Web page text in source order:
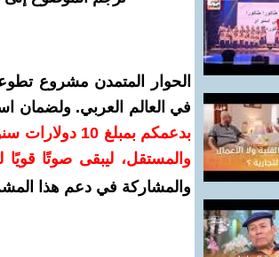
الحوار المتمدن مشروع
في العالم العربي. ولضمان
بدعمكم بمبلغ
والمستقل، ليبقى صوتًا قويًا
والمشاركة في دعم هذا